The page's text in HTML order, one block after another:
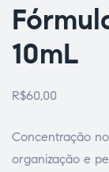
10mL
R$60,00
Concentração
organização e